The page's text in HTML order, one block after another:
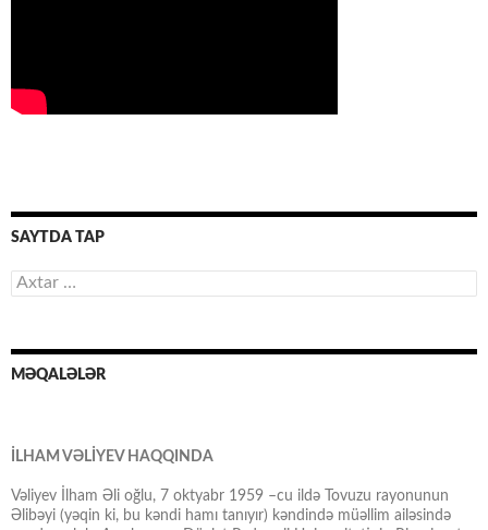
SAYTDA TAP
Axtarış:
MƏQALƏLƏR
İLHAM VƏLİYEV HAQQINDA
Vəliyev İlham Əli oğlu, 7 oktyabr 1959 –cu ildə Tovuzu rayonunun
Əlibəyi (yəqin ki, bu kəndi hamı tanıyır) kəndində müəllim ailəsində